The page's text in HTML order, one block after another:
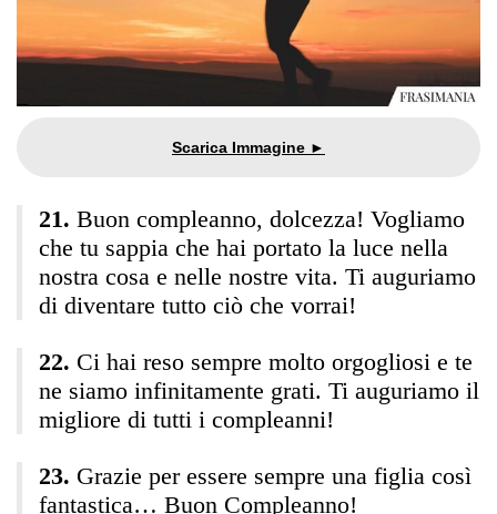
Buon compleanno, dolcezza! Vogliamo
che tu sappia che hai portato la luce nella
nostra cosa e nelle nostre vita. Ti auguriamo
di diventare tutto ciò che vorrai!
Ci hai reso sempre molto orgogliosi e te
ne siamo infinitamente grati. Ti auguriamo il
migliore di tutti i compleanni!
Grazie per essere sempre una figlia così
fantastica… Buon Compleanno!